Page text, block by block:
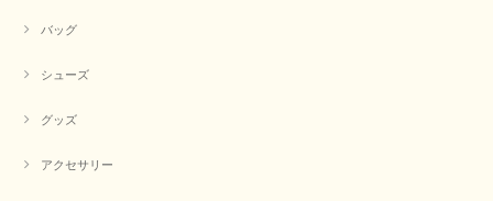
バッグ
シューズ
グッズ
アクセサリー